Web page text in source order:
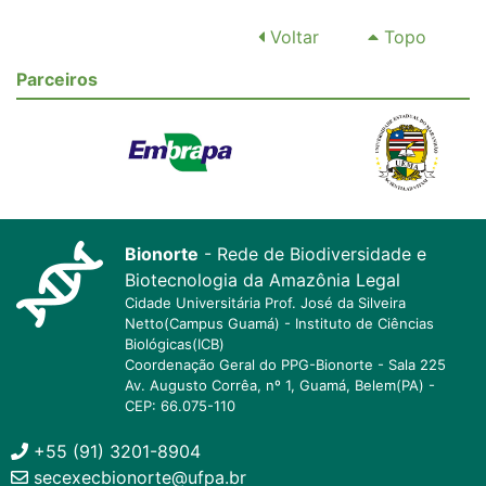
Voltar
Topo
Parceiros
Bionorte - Rede de Biodiversidade e
Biotecnologia da Amazônia Legal
Cidade Universitária Prof. José da Silveira
Netto(Campus Guamá) - Instituto de Ciências
Biológicas(ICB)
Coordenação Geral do PPG-Bionorte - Sala 225
Av. Augusto Corrêa, nº 1, Guamá, Belem(PA) -
CEP: 66.075-110
+55 (91) 3201-8904
secexecbionorte@ufpa.br